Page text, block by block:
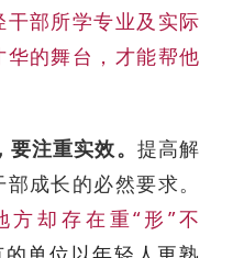
干部所学专业及实际
的舞台，才能帮他
注重实效。 提高解
成长的必然要求。
方却存在重“形”不